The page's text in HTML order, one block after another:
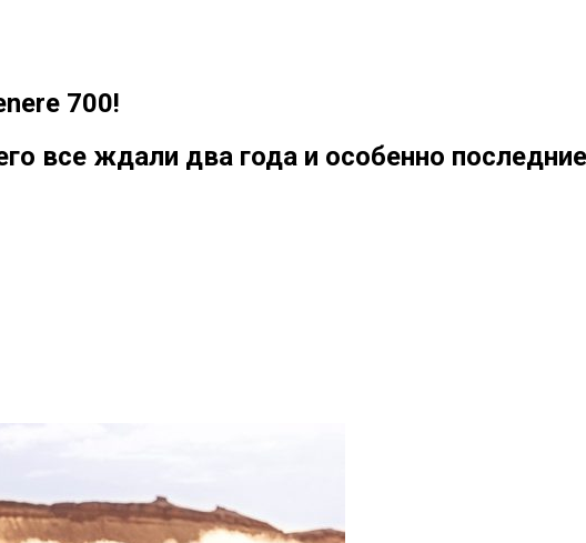
700!
все ждали два года и особенно